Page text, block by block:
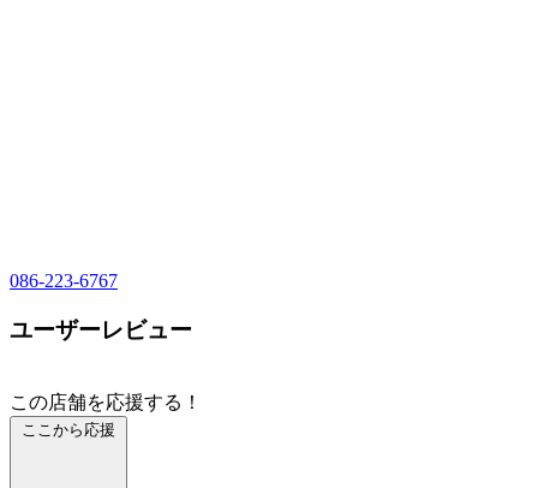
086-223-6767
ユーザーレビュー
この店舗を応援する！
ここから応援